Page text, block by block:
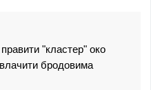
"кластер" око
бродовима